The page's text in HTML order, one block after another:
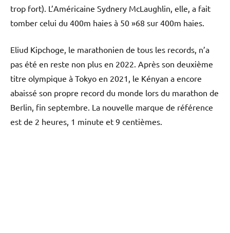
trop fort). L’Américaine Sydnery McLaughlin, elle, a fait
tomber celui du 400m haies à 50 »68 sur 400m haies.
Eliud Kipchoge, le marathonien de tous les records, n’a
pas été en reste non plus en 2022. Après son deuxième
titre olympique à Tokyo en 2021, le Kényan a encore
abaissé son propre record du monde lors du marathon de
Berlin, fin septembre. La nouvelle marque de référence
est de 2 heures, 1 minute et 9 centièmes.